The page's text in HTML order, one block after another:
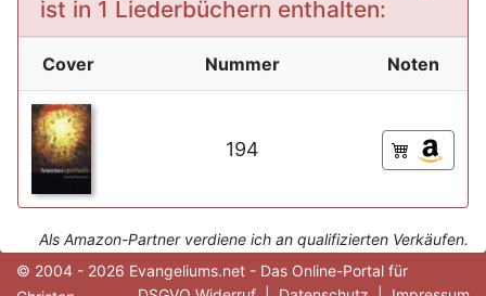
ist in 1 Liederbüchern enthalten:
Cover Nummer Noten
194
Als Amazon-Partner verdiene ich an qualifizierten Verkäufen.
© 2004 - 2026 Evangeliums.net - Das Online-Portal für